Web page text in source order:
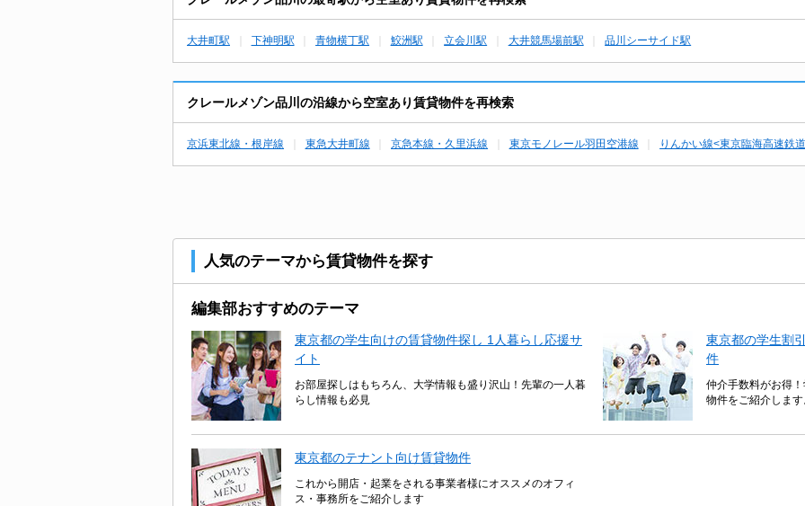
大井町駅 下神明駅 青物横丁駅 鮫洲駅 立会川駅 大井競馬場前駅 品川シーサイド駅
クレールメゾン品川の沿線から空室あり賃貸物件を再検索
京浜東北線・根岸線 東急大井町線 京急本線・久里浜線 東京モノレール羽田空港線 りんかい線<東京臨海高速鉄
人気のテーマから賃貸物件を探す
編集部おすすめのテーマ
東京都の学生向けの賃貸物件探し 1人暮らし応援サ
イト
お部屋探しはもちろん、大学情報も盛り沢山！先輩の一人暮
らし情報も必見
東京都の学生割
件
仲介手数料がお得
物件をご紹介します
東京都のテナント向け賃貸物件
これから開店・起業をされる事業者様にオススメのオフィ
ス・事務所をご紹介します